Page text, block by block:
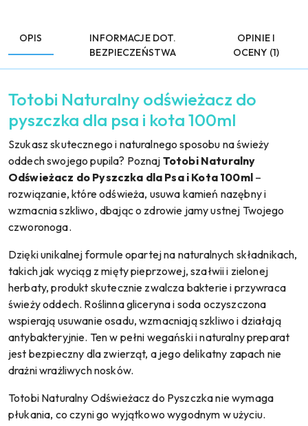
OPIS
INFORMACJE DOT.
BEZPIECZEŃSTWA
OPINIE I
OCENY (1)
Totobi Naturalny odświeżacz do
pyszczka dla psa i kota 100ml
Szukasz skutecznego i naturalnego sposobu na świeży
oddech swojego pupila? Poznaj Totobi Naturalny
Odświeżacz do Pyszczka dla Psa i Kota 100ml–
rozwiązanie, które odświeża, usuwa kamień nazębny i
wzmacnia szkliwo, dbając o zdrowie jamy ustnej Twojego
czworonoga.
Dzięki unikalnej formule opartej na naturalnych składnikach,
takich jak wyciąg z mięty pieprzowej, szałwii i zielonej
herbaty, produkt skutecznie zwalcza bakterie i przywraca
świeży oddech. Roślinna gliceryna i soda oczyszczona
wspierają usuwanie osadu, wzmacniają szkliwo i działają
antybakteryjnie. Ten w pełni wegański i naturalny preparat
jest bezpieczny dla zwierząt, a jego delikatny zapach nie
drażni wrażliwych nosków.
Totobi Naturalny Odświeżacz do Pyszczka nie wymaga
płukania, co czyni go wyjątkowo wygodnym w użyciu.